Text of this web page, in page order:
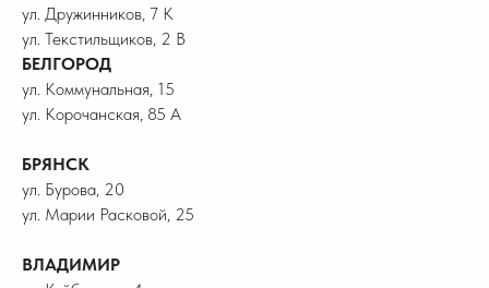
ул. Дружинников, 7 К
ул. Текстильщиков, 2 В
БЕЛГОРОД
ул. Коммунальная, 15
ул. Корочанская, 85 А
БРЯНСК
ул. Бурова, 20
ул. Марии Расковой, 25
ВЛАДИМИР